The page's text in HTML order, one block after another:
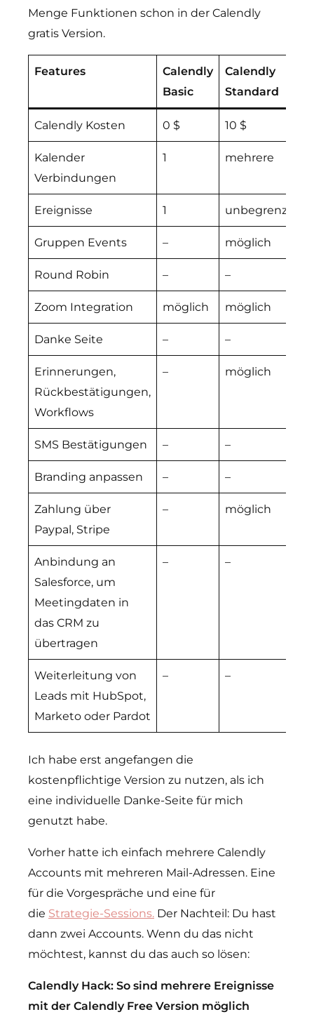
Menge Funktionen schon in der Calendly
gratis Version.
Features
Calendly
Basic
Calendly
Standard
Calendly Kosten 0 $ 10 $
Kalender
Verbindungen
1 mehrere
Ereignisse 1 unbegrenzt
Gruppen Events – möglich
Round Robin – –
Zoom Integration möglich möglich
Danke Seite – –
Erinnerungen,
Rückbestätigungen,
Workflows
– möglich
SMS Bestätigungen – –
Branding anpassen – –
Zahlung über
Paypal, Stripe
– möglich
Anbindung an
Salesforce, um
Meetingdaten in
das CRM zu
übertragen
– –
Weiterleitung von
Leads mit HubSpot,
Marketo oder Pardot
– –
Ich habe erst angefangen die
kostenpflichtige Version zu nutzen, als ich
eine individuelle Danke-Seite für mich
genutzt habe.
Vorher hatte ich einfach mehrere Calendly
Accounts mit mehreren Mail-Adressen. Eine
für die Vorgespräche und eine für
die Strategie-Sessions. Der Nachteil: Du hast
dann zwei Accounts. Wenn du das nicht
möchtest, kannst du das auch so lösen:
Calendly Hack: So sind mehrere Ereignisse
mit der Calendly Free Version möglich